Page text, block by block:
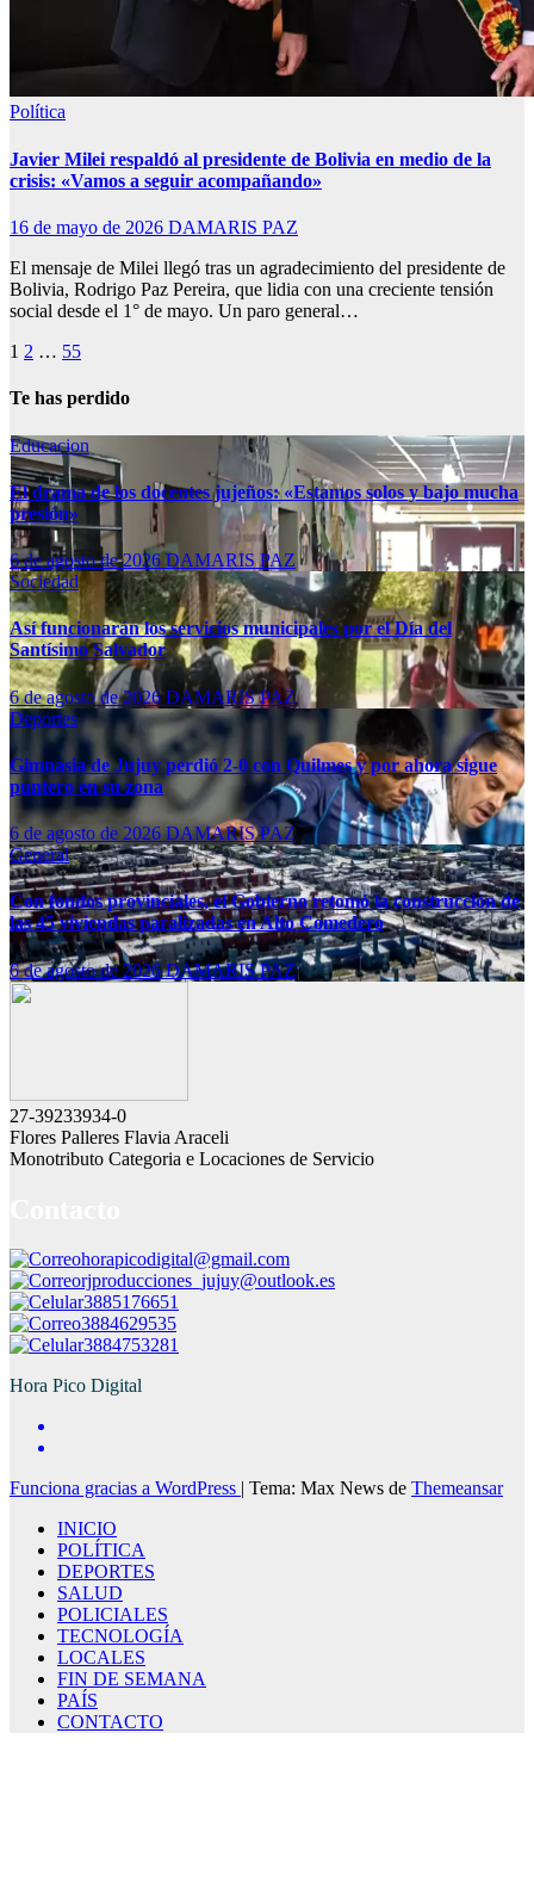
Política
Javier Milei respaldó al presidente de Bolivia en medio de la
crisis: «Vamos a seguir acompañando»
16 de mayo de 2026 DAMARIS PAZ
El mensaje de Milei llegó tras un agradecimiento del presidente de
Bolivia, Rodrigo Paz Pereira, que lidia con una creciente tensión
social desde el 1° de mayo. Un paro general…
Paginación
de
1 2 … 55
Te has perdido
Educacion
El drama de los docentes jujeños: «Estamos solos y bajo mucha
presión»
6 de agosto de 2026DAMARIS PAZ
Sociedad
Así funcionarán los servicios municipales por el Día del
Santísimo Salvador
6 de agosto de 2026DAMARIS PAZ
Deportes
Gimnasia de Jujuy perdió 2-0 con Quilmes y por ahora sigue
puntero en su zona
6 de agosto de 2026DAMARIS PAZ
General
Con fondos provinciales, el Gobierno retomó la construcción de
las 45 viviendas paralizadas en Alto Comedero
6 de agosto de 2026DAMARIS PAZ
27-39233934-0
Flores Palleres Flavia Araceli
Monotributo Categoria e Locaciones de Servicio
horapicodigital@gmail.com
rjproducciones_jujuy@outlook.es
3885176651
3884629535
3884753281
Hora Pico Digital
Funciona gracias a WordPress Tema: Max News de Themeansar
INICIO
POLÍTICA
DEPORTES
SALUD
POLICIALES
TECNOLOGÍA
LOCALES
FIN DE SEMANA
PAÍS
CONTACTO